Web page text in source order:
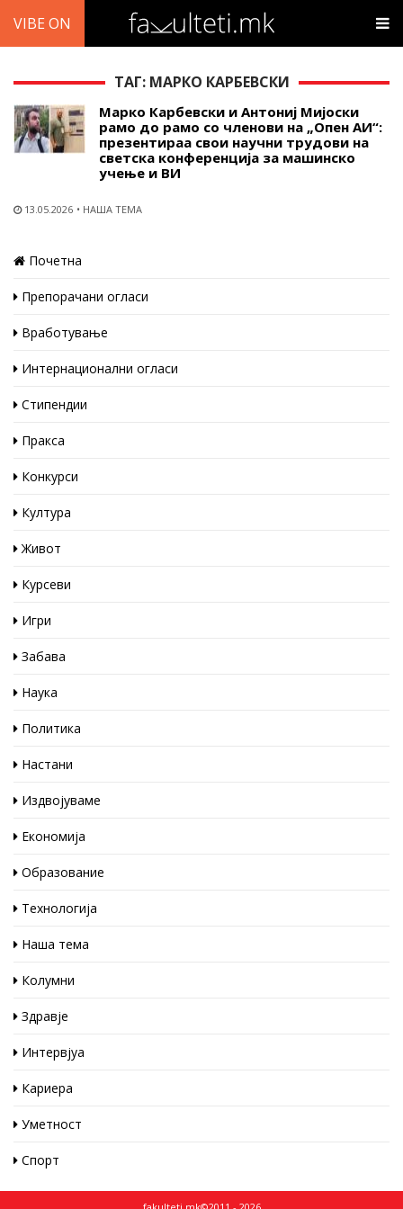
VIBE ON
ТАГ: МАРКО КАРБЕВСКИ
Марко Карбевски и Антониј Мијоски
рамо до рамо со членови на „Опен АИ“:
презентираа свои научни трудови на
светска конференција за машинско
учење и ВИ
13.05.2026 НАША ТЕМА
Почетна
Препорачани огласи
Вработување
Интернационални огласи
Стипендии
Пракса
Конкурси
Култура
Живот
Курсеви
Игри
Забава
Наука
Политика
Настани
Издвојуваме
Економија
Образование
Технологија
Наша тема
Колумни
Здравје
Интервјуа
Кариера
Уметност
Спорт